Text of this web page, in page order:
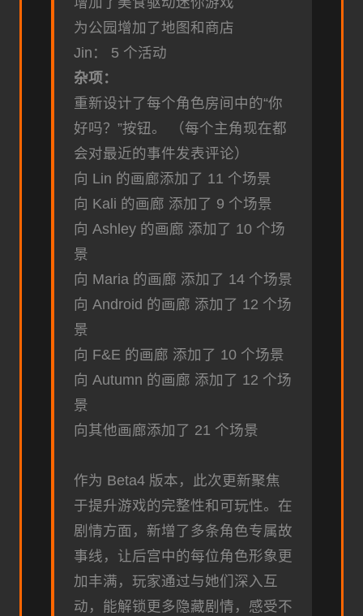
为公园增加了地图和商店
Jin： 5 个活动
杂项：
重新设计了每个角色房间中的“你
好吗？”按钮。 （每个主角现在都
会对最近的事件发表评论）
向 Lin 的画廊添加了 11 个场景
向 Kali 的画廊 添加了 9 个场景
向 Ashley 的画廊 添加了 10 个场
景
向 Maria 的画廊 添加了 14 个场景
向 Android 的画廊 添加了 12 个场
景
向 F&E 的画廊 添加了 10 个场景
向 Autumn 的画廊 添加了 12 个场
景
向其他画廊添加了 21 个场景
作为 Beta4 版本，此次更新聚焦
于提升游戏的完整性和可玩性。在
剧情方面，新增了多条角色专属故
事线，让后宫中的每位角色形象更
加丰满，玩家通过与她们深入互
动，能解锁更多隐藏剧情，感受不